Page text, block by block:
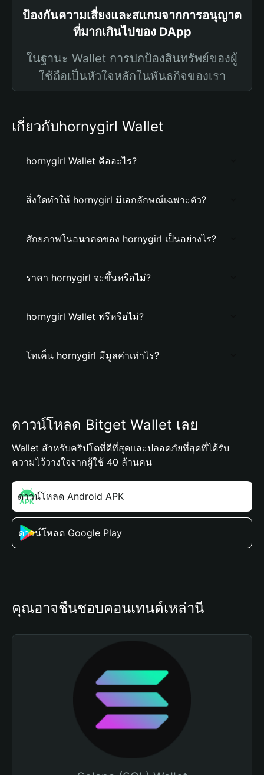
ป้องกันความเสี่ยงและสแกมจากการอนุญาต
ที่มากเกินไปของ DApp
ในฐานะ Wallet การปกป้องสินทรัพย์ของผู้
ใช้ถือเป็นหัวใจหลักในพันธกิจของเรา
เกี่ยวกับhornygirl Wallet
hornygirl Wallet คืออะไร?
สิ่งใดทำให้ hornygirl มีเอกลักษณ์เฉพาะตัว?
ศักยภาพในอนาคตของ hornygirl เป็นอย่างไร?
ราคา hornygirl จะขึ้นหรือไม่?
hornygirl Wallet ฟรีหรือไม่?
โทเค็น hornygirl มีมูลค่าเท่าไร?
ดาวน์โหลด Bitget Wallet เลย
Wallet สำหรับคริปโตที่ดีที่สุดและปลอดภัยที่สุดที่ได้รับ
ความไว้วางใจจากผู้ใช้ 40 ล้านคน
ดาวน์โหลด Android APK
ดาวน์โหลด Google Play
คุณอาจชื่นชอบคอนเทนต์เหล่านี้